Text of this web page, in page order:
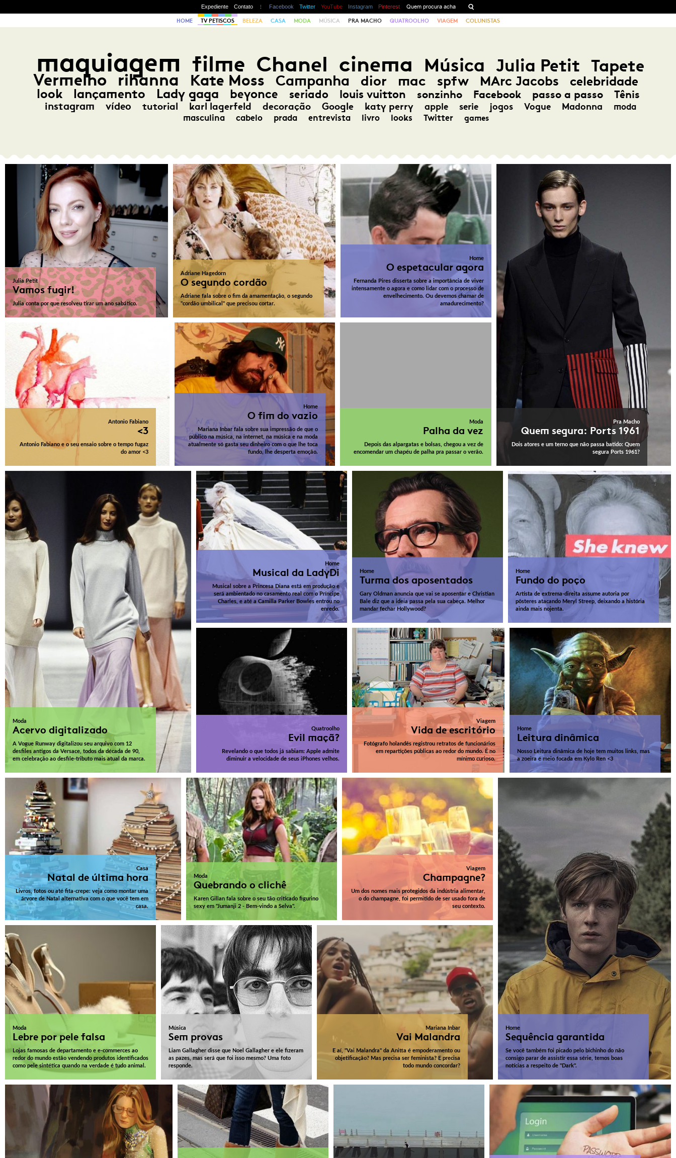
Expediente Contato Facebook Twitter YouTube Instagram Pinterest
HOME TV PETISCOS BELEZA CASA MODA MÚSICA PRA MACHO QUATROOLHO VIAGEM COLUNISTAS
maquiagem filme Chanel cinema Música Julia Petit Tapete
Vermelho rihanna Kate Moss Campanha dior mac spfw MArc Jacobs
celebridade
look
lançamento Lady gaga beyonce seriado louis vuitton sonzinho Facebook passo a passo Tênis
instagram vídeo tutorial karl lagerfeld decoração Google katy perry apple serie jogos Vogue Madonna
moda
masculina
cabelo prada entrevista livro looks Twitter games
Julia Petit
Vamos fugir!
Julia conta por que resolveu tirar um ano sabático.
Adriane Hagedorn
O segundo cordão
Adriane fala sobre o fim da amamentação, o segundo
"cordão umbilical" que precisou cortar.
Home
O espetacular agora
Fernanda Pires disserta sobre a importância de viver
intensamente o agora e como lidar com o processo de
envelhecimento. Ou devemos chamar de
amadurecimento?
Antonio Fabiano
<3
Antonio Fabiano e o seu ensaio sobre o tempo fugaz
do amor <3
Home
O fim do vazio
Mariana Inbar fala sobre sua impressão de que o
público na música, na internet, na música e na moda
atualmente só gasta seu dinheiro com o que lhe toca
fundo, lhe desperta emoção.
Moda
Palha da vez
Depois das alpargatas e bolsas, chegou a vez de
encomendar um chapéu de palha pra passar o verão.
Pra Macho
Quem segura: Ports 1961
Dois atores e um terno que não passa batido: Quem
segura Ports 1961?
Home
Musical da LadyDi
Musical sobre a Princesa Diana está em produção e
será ambientado no casamento real com o Príncipe
Charles, e até a Camilla Parker Bowles entrou no
enredo.
Home
Turma dos aposentados
Gary Oldman anuncia que vai se aposentar e Christian
Bale diz que a ideia passa pela sua cabeça. Melhor
mandar fechar Hollywood?
Home
Fundo do poço
Artista de extrema-direita assume autoria por
pôsteres atacando Meryl Streep, deixando a história
ainda mais nojenta.
Quatroolho
Evil maçã?
Revelando o que todos já sabiam: Apple admite
diminuir a velocidade de seus iPhones velhos.
Viagem
Vida de escritório
Fotógrafo holandês registrou retratos de funcionários
em repartições públicas ao redor do mundo. É no
mínimo curioso.
Home
Leitura dinâmica
Nosso Leitura dinâmica de hoje tem muitos links, mas
a zoeira é meio focada em Kylo Ren <3
Moda
Acervo digitalizado
A Vogue Runway digitalizou seu arquivo com 12
desfiles antigos da Versace, todos da década de 90,
em celebração ao desfile-tributo mais atual da marca.
Casa
Natal de última hora
Livros, fotos ou até fita-crepe: veja como montar uma
árvore de Natal alternativa com o que você tem em
casa.
Moda
Quebrando o clichê
Karen Gillan fala sobre o seu tão criticado figurino
sexy em "Jumanji 2 - Bem-vindo a Selva".
Viagem
Champagne?
Um dos nomes mais protegidos da indústria alimentar,
o do champagne, foi permitido de ser usado fora de
seu contexto.
Moda
Lebre por pele falsa
Lojas famosas de departamento e e-commerces ao
redor do mundo estão vendendo produtos identificados
como pele sintética quando na verdade é tudo animal.
Música
Sem provas
Liam Gallagher disse que Noel Gallagher e ele fizeram
as pazes, mas será que foi isso mesmo? Uma foto
responde.
Mariana Inbar
Vai Malandra
E aí, "Vai Malandra" da Anitta é empoderamento ou
objetificação? Mas precisa ser feminista? E precisa
todo mundo concordar?
Home
Sequência garantida
Se você também foi picado pelo bichinho do não
consigo parar de assistir essa série, temos boas
notícias a respeito de "Dark".